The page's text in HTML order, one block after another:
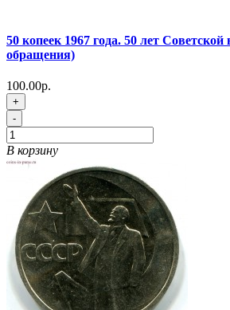
50 копеек 1967 года. 50 лет
обращения)
100.00р.
+
-
В корзину